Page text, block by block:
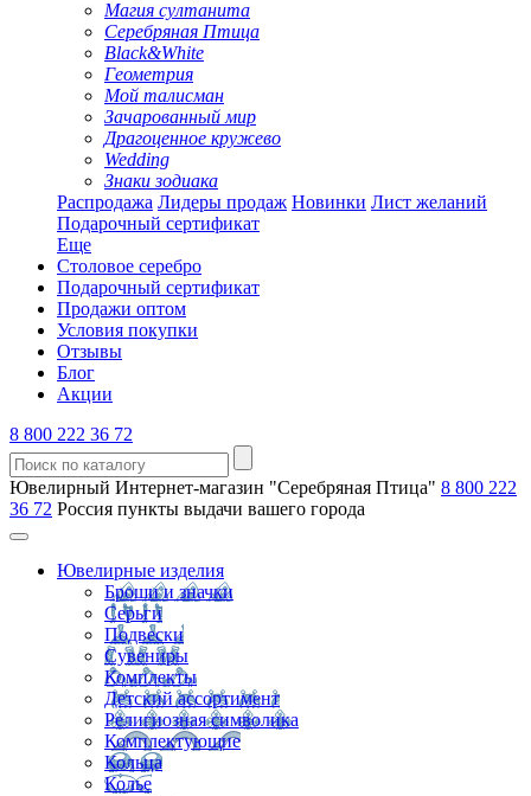
Магия султанита
Серебряная Птица
Black&White
Геометрия
Мой талисман
Зачарованный мир
Драгоценное кружево
Wedding
Знаки зодиака
Распродажа Лидеры продаж Новинки Лист желаний
Подарочный сертификат
Еще
Столовое серебро
Подарочный сертификат
Продажи оптом
Условия покупки
Отзывы
Блог
Акции
8 800 222 36 72
Ювелирный Интернет-магазин "Серебряная Птица" 8 800 222
36 72 Россия пункты выдачи вашего города
Ювелирные изделия
Броши и значки
Серьги
Подвески
Сувениры
Комплекты
Детский ассортимент
Религиозная символика
Комплектующие
Кольца
Колье